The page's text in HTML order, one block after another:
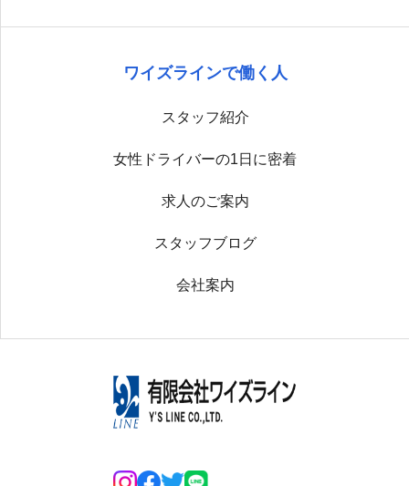
ワイズラインで働く人
スタッフ紹介
女性ドライバーの1日に密着
求人のご案内
スタッフブログ
会社案内